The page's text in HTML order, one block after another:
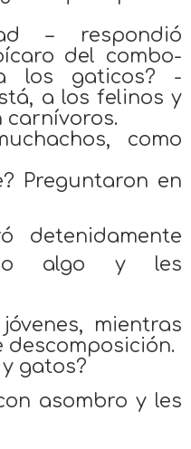
– respondió
del combo-
los gaticos? -
a los felinos y
carnívoros.
como
Preguntaron en
detenidamente
algo y les
mientras
descomposición.
gatos?
asombro y les